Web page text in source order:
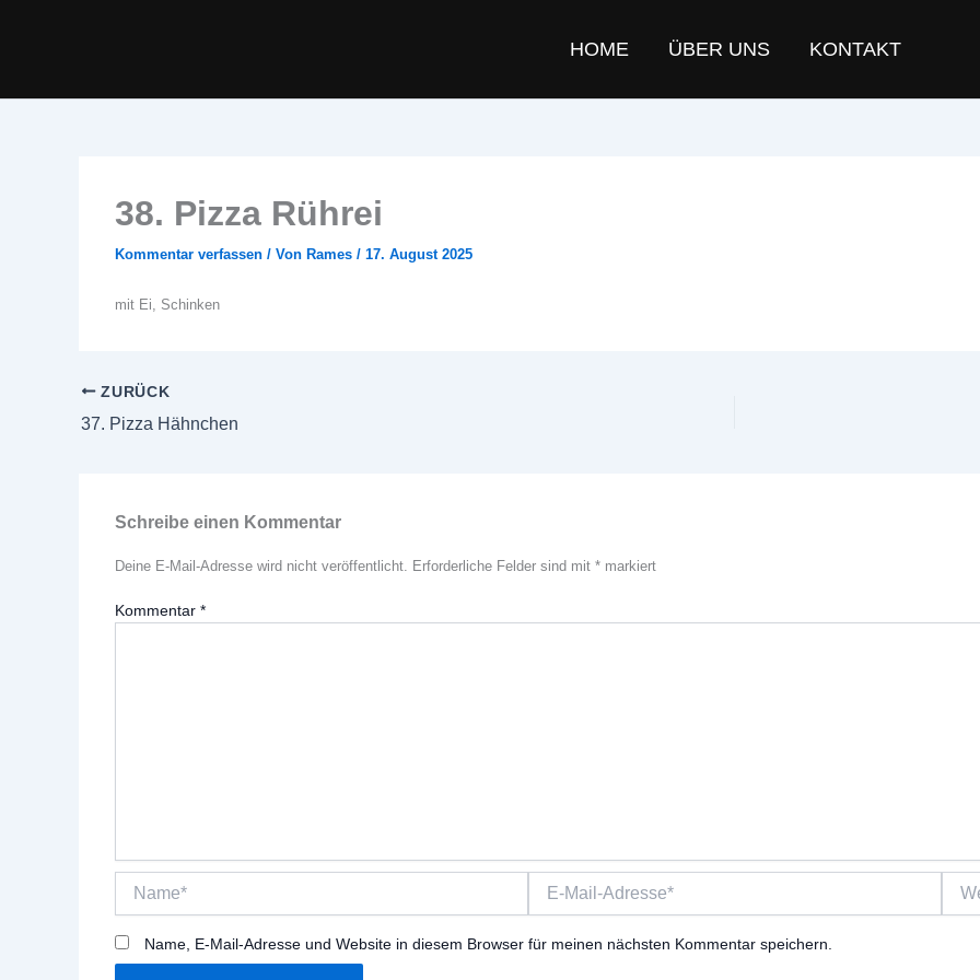
HOME ÜBER UNS KONTAKT
38. Pizza Rührei
Kommentar verfassen / Von Rames / 17. August 2025
mit Ei, Schinken
ZURÜCK
37. Pizza Hähnchen
Schreibe einen Kommentar
Deine E-Mail-Adresse wird nicht veröffentlicht. Erforderliche Felder sind mit *markiert
Kommentar *
Mail-
Name, E-Mail-Adresse und Website in diesem Browser für meinen nächsten Kommentar speichern.